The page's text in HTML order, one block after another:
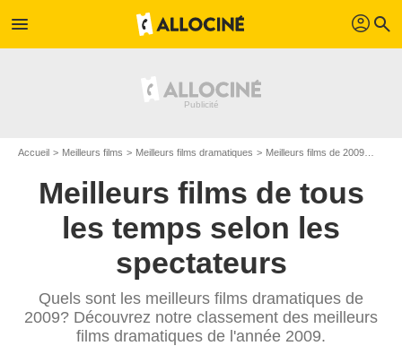
menu profil search
Accueil Meilleurs films Meilleurs films dramatiques Meilleurs films de 2009
Meilleurs films de tous
les temps selon les
spectateurs
Quels sont les meilleurs films dramatiques de
2009? Découvrez notre classement des meilleurs
films dramatiques de l'année 2009.